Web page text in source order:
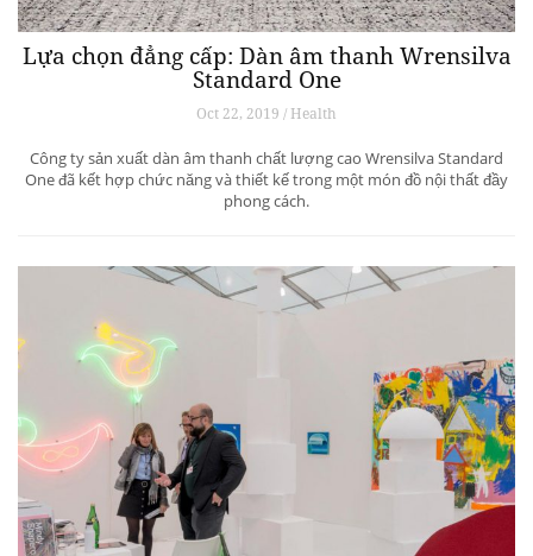
Lựa chọn đẳng cấp: Dàn âm thanh Wrensilva
Standard One
Oct 22, 2019 / Health
Công ty sản xuất dàn âm thanh chất lượng cao Wrensilva Standard
One đã kết hợp chức năng và thiết kế trong một món đồ nội thất đầy
phong cách.